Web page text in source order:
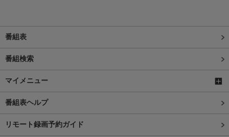
番組表
番組検索
マイメニュー
番組表ヘルプ
リモート録画予約ガイド